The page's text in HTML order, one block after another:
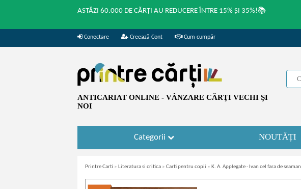
ASTĂZI 60.000 DE CĂRȚI AU REDUCERE ÎNTRE 15% ȘI 35%!📚
Conectare Creează Cont Cum cumpăr
ANTICARIAT ONLINE - VÂNZARE CĂRŢI VECHI ŞI
NOI
Categorii NOUTĂȚI
Printre Carti » Literatura si critica » Carti pentru copii » K. A. Applegate - Ivan cel fara de seaman